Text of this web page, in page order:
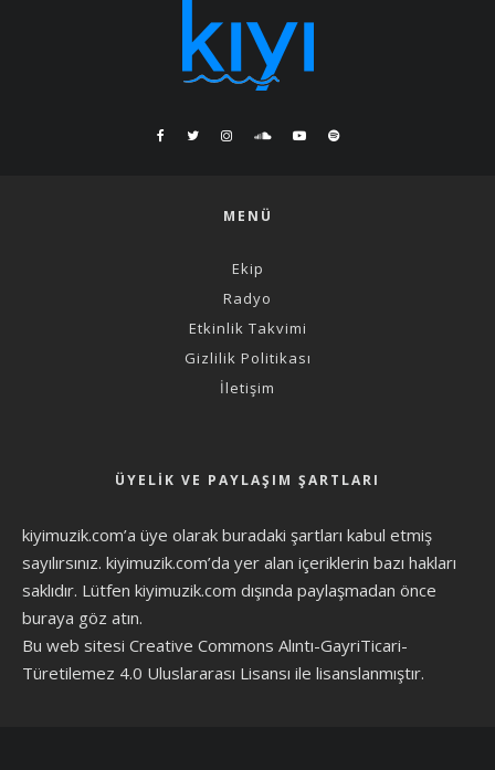
MENÜ
Ekip
Radyo
Etkinlik Takvimi
Gizlilik Politikası
İletişim
ÜYELIK VE PAYLAŞIM ŞARTLARI
kiyimuzik.com’a üye olarak buradaki şartları kabul etmiş
sayılırsınız. kiyimuzik.com’da yer alan içeriklerin bazı hakları
saklıdır. Lütfen kiyimuzik.com dışında paylaşmadan önce
buraya göz atın.
Bu web sitesi Creative Commons Alıntı-GayriTicari-
Türetilemez 4.0 Uluslararası Lisansı ile lisanslanmıştır.